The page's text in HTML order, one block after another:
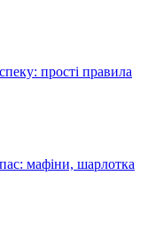
прості правила
мафіни, шарлотка